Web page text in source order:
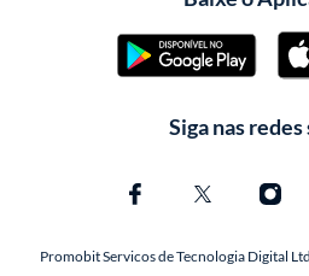
Siga nas
Promobit Servicos de Tecnologia Digital